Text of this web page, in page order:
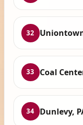
32
33 Coal
34 Dunlevy,